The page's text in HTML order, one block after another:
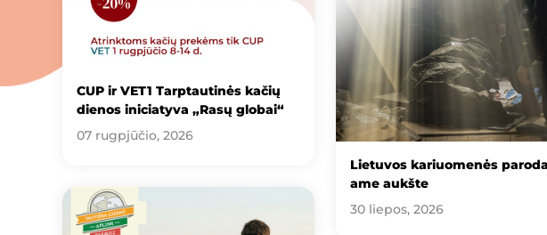
CUP ir VET1 Tarptautinės kačių
dienos iniciatyva „Rasų globai“
07 rugpjūčio, 2026
Lietuvos kariuomenės
ame aukšte
30 liepos, 2026